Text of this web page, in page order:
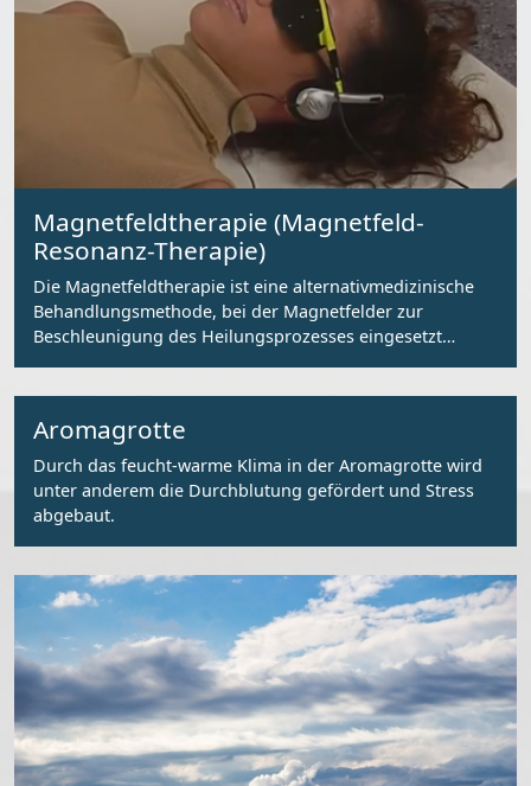
Magnetfeldtherapie (Magnetfeld-
Resonanz-Therapie)
Die Magnetfeldtherapie ist eine alternativmedizinische
Behandlungsmethode, bei der Magnetfelder zur
Beschleunigung des Heilungsprozesses eingesetzt
Aromagrotte
Durch das feucht-warme Klima in der Aromagrotte wird
unter anderem die Durchblutung gefördert und Stress
abgebaut.